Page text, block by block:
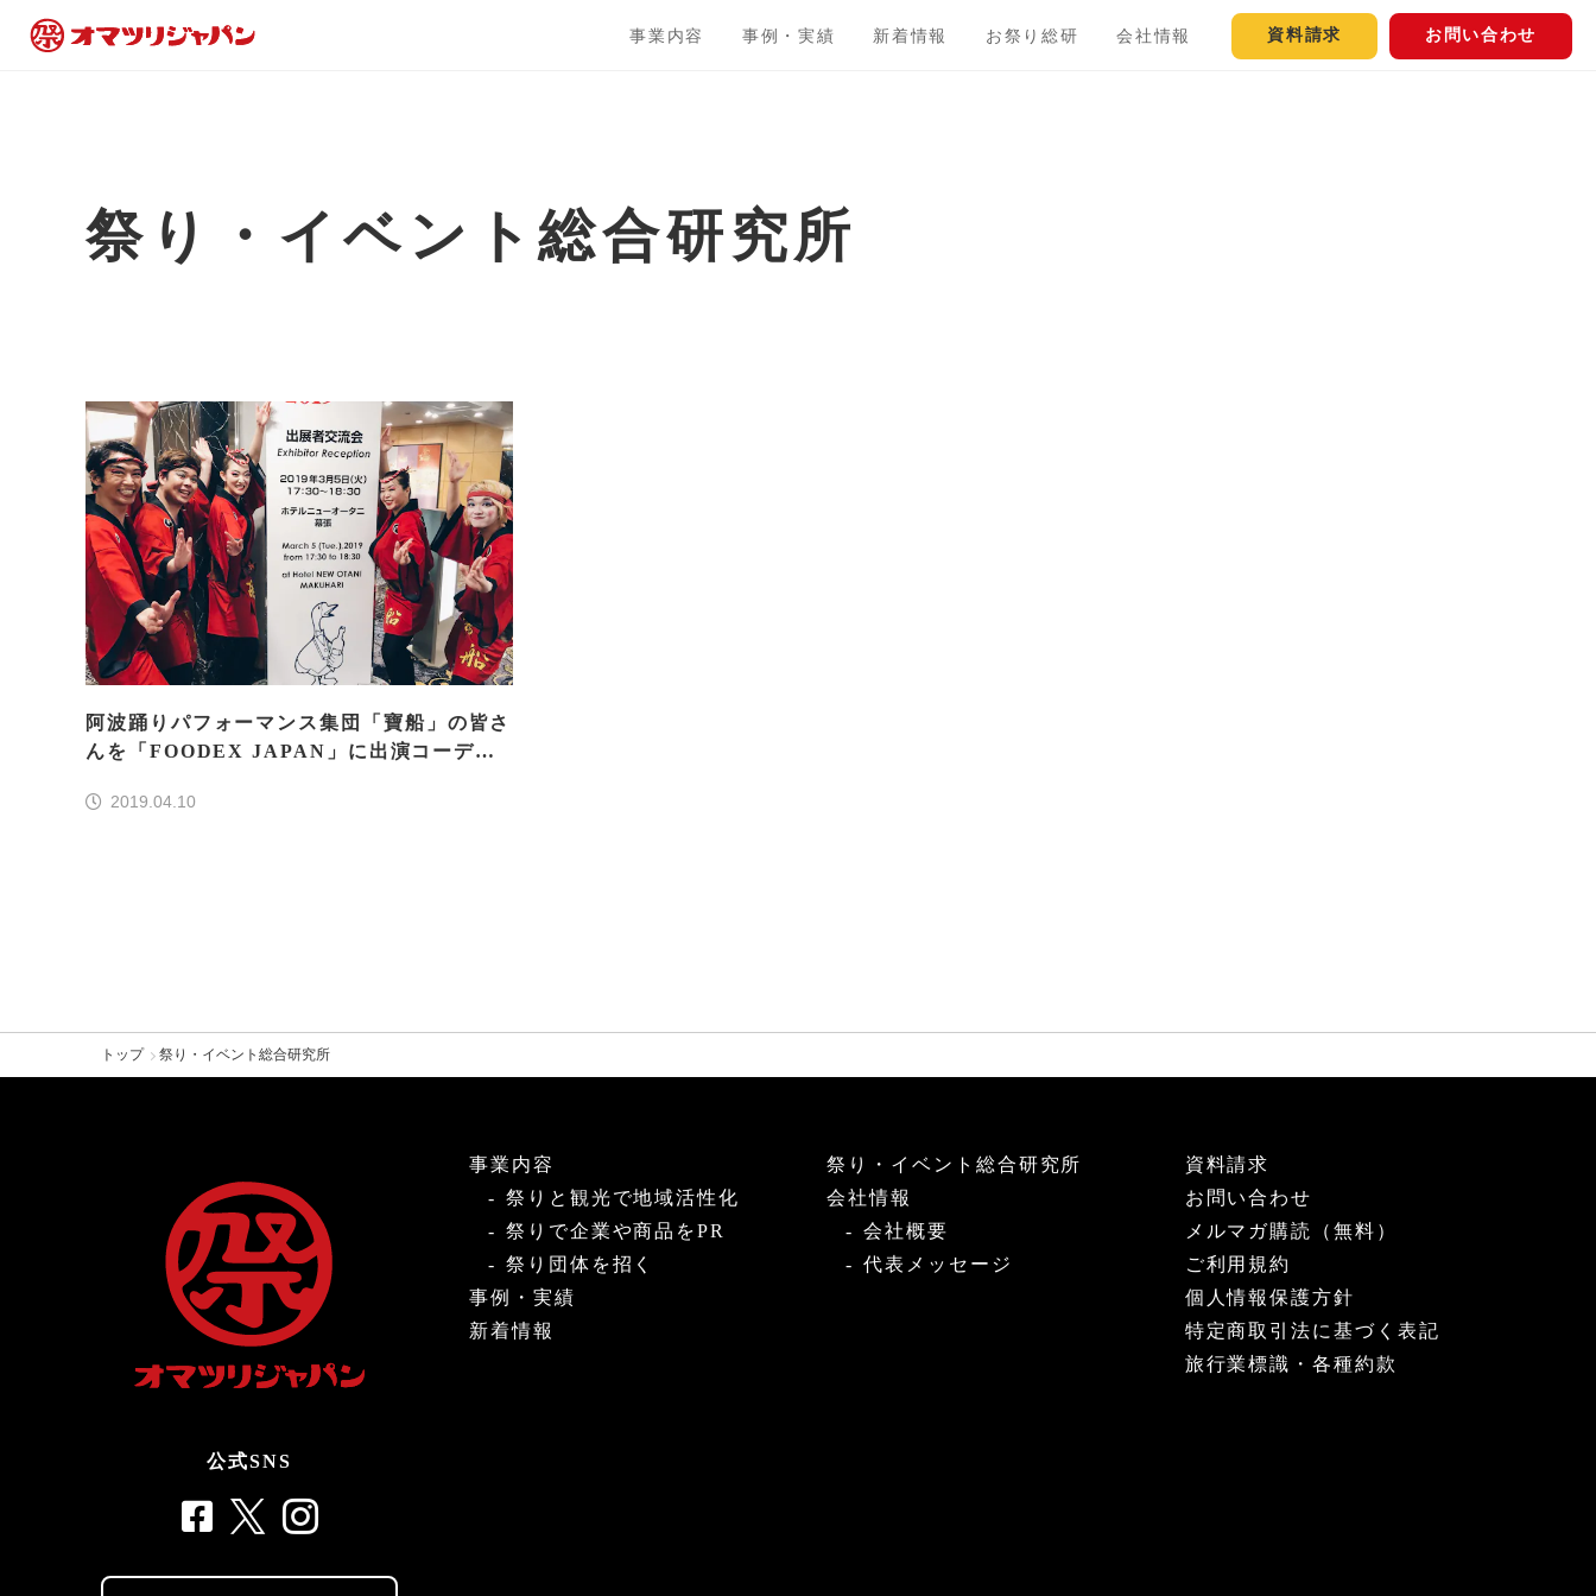
事業内容 事例・実績 新着情報 お祭り総研 会社情報 資料請求 お問い合わせ
祭り・イベント総合研究所
阿波踊りパフォーマンス集団「寶船」の皆さ
んを「FOODEX JAPAN」に出演コーディ
2019.04.10
トップ 祭り・イベント総合研究所
公式SNS
事業内容
祭りと観光で地域活性化
祭りで企業や商品をPR
祭り団体を招く
事例・実績
新着情報
祭り・イベント総合研究所
会社情報
会社概要
代表メッセージ
資料請求
お問い合わせ
メルマガ購読（無料）
ご利用規約
個人情報保護方針
特定商取引法に基づく表記
旅行業標識・各種約款